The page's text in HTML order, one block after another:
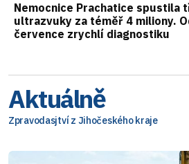
Nemocnice Prachatice spustila
ultrazvuky za téměř 4 miliony.
července zrychlí diagnostiku
Aktuálně
Zpravodasjtví z Jihočeského kraje